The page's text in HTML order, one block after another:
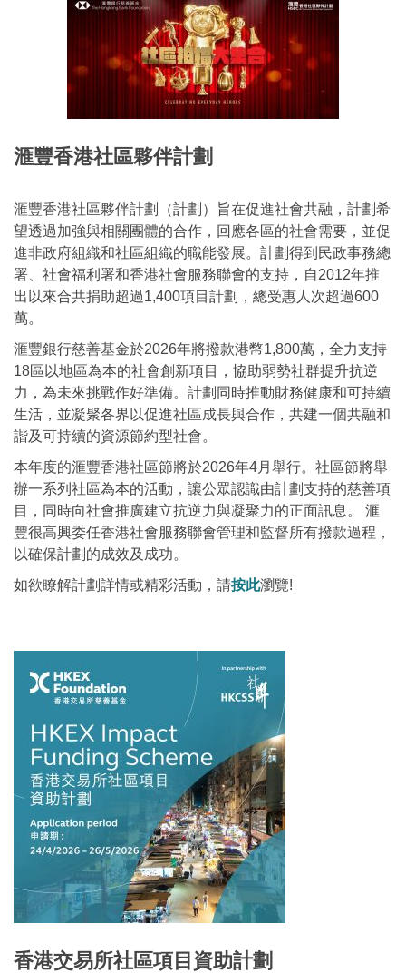
滙豐香港社區夥伴計劃
滙豐香港社區夥伴計劃（計劃）旨在促進社會共融，計劃希
望透過加強與相關團體的合作，回應各區的社會需要，並促
進非政府組織和社區組織的職能發展。計劃得到民政事務總
署、社會福利署和香港社會服務聯會的支持，自2012年推
出以來合共捐助超過1,400項目計劃，總受惠人次超過600
萬。
滙豐銀行慈善基金於2026年將撥款港幣1,800萬，全力支持
18區以地區為本的社會創新項目，協助弱勢社群提升抗逆
力，為未來挑戰作好準備。計劃同時推動財務健康和可持續
生活，並凝聚各界以促進社區成長與合作，共建一個共融和
諧及可持續的資源節約型社會。
本年度的滙豐香港社區節將於2026年4月舉行。社區節將舉
辦一系列社區為本的活動，讓公眾認識由計劃支持的慈善項
目，同時向社會推廣建立抗逆力與凝聚力的正面訊息。 滙
豐很高興委任香港社會服務聯會管理和監督所有撥款過程，
以確保計劃的成效及成功。
如欲瞭解計劃詳情或精彩活動，請按此瀏覽!
香港交易所社區項目資助計劃